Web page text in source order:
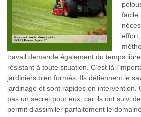
travail demande également du temps
résistant à toute situation. C’est là
jardiniers bien formés. Ils détiennent le
jardinage et sont rapides en intervention.
pas un secret pour eux, car ils ont suivi
permit d’assimiler parfaitement le domaine.